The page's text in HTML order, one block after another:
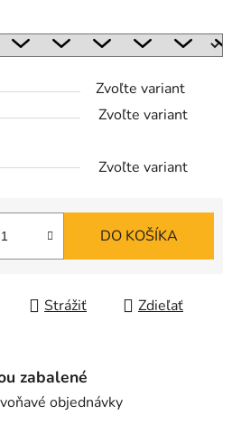
Zvoľte variant
Zvoľte variant
Zvoľte variant
DO KOŠÍKA
Strážiť Zdieľať
zabalené
objednávky